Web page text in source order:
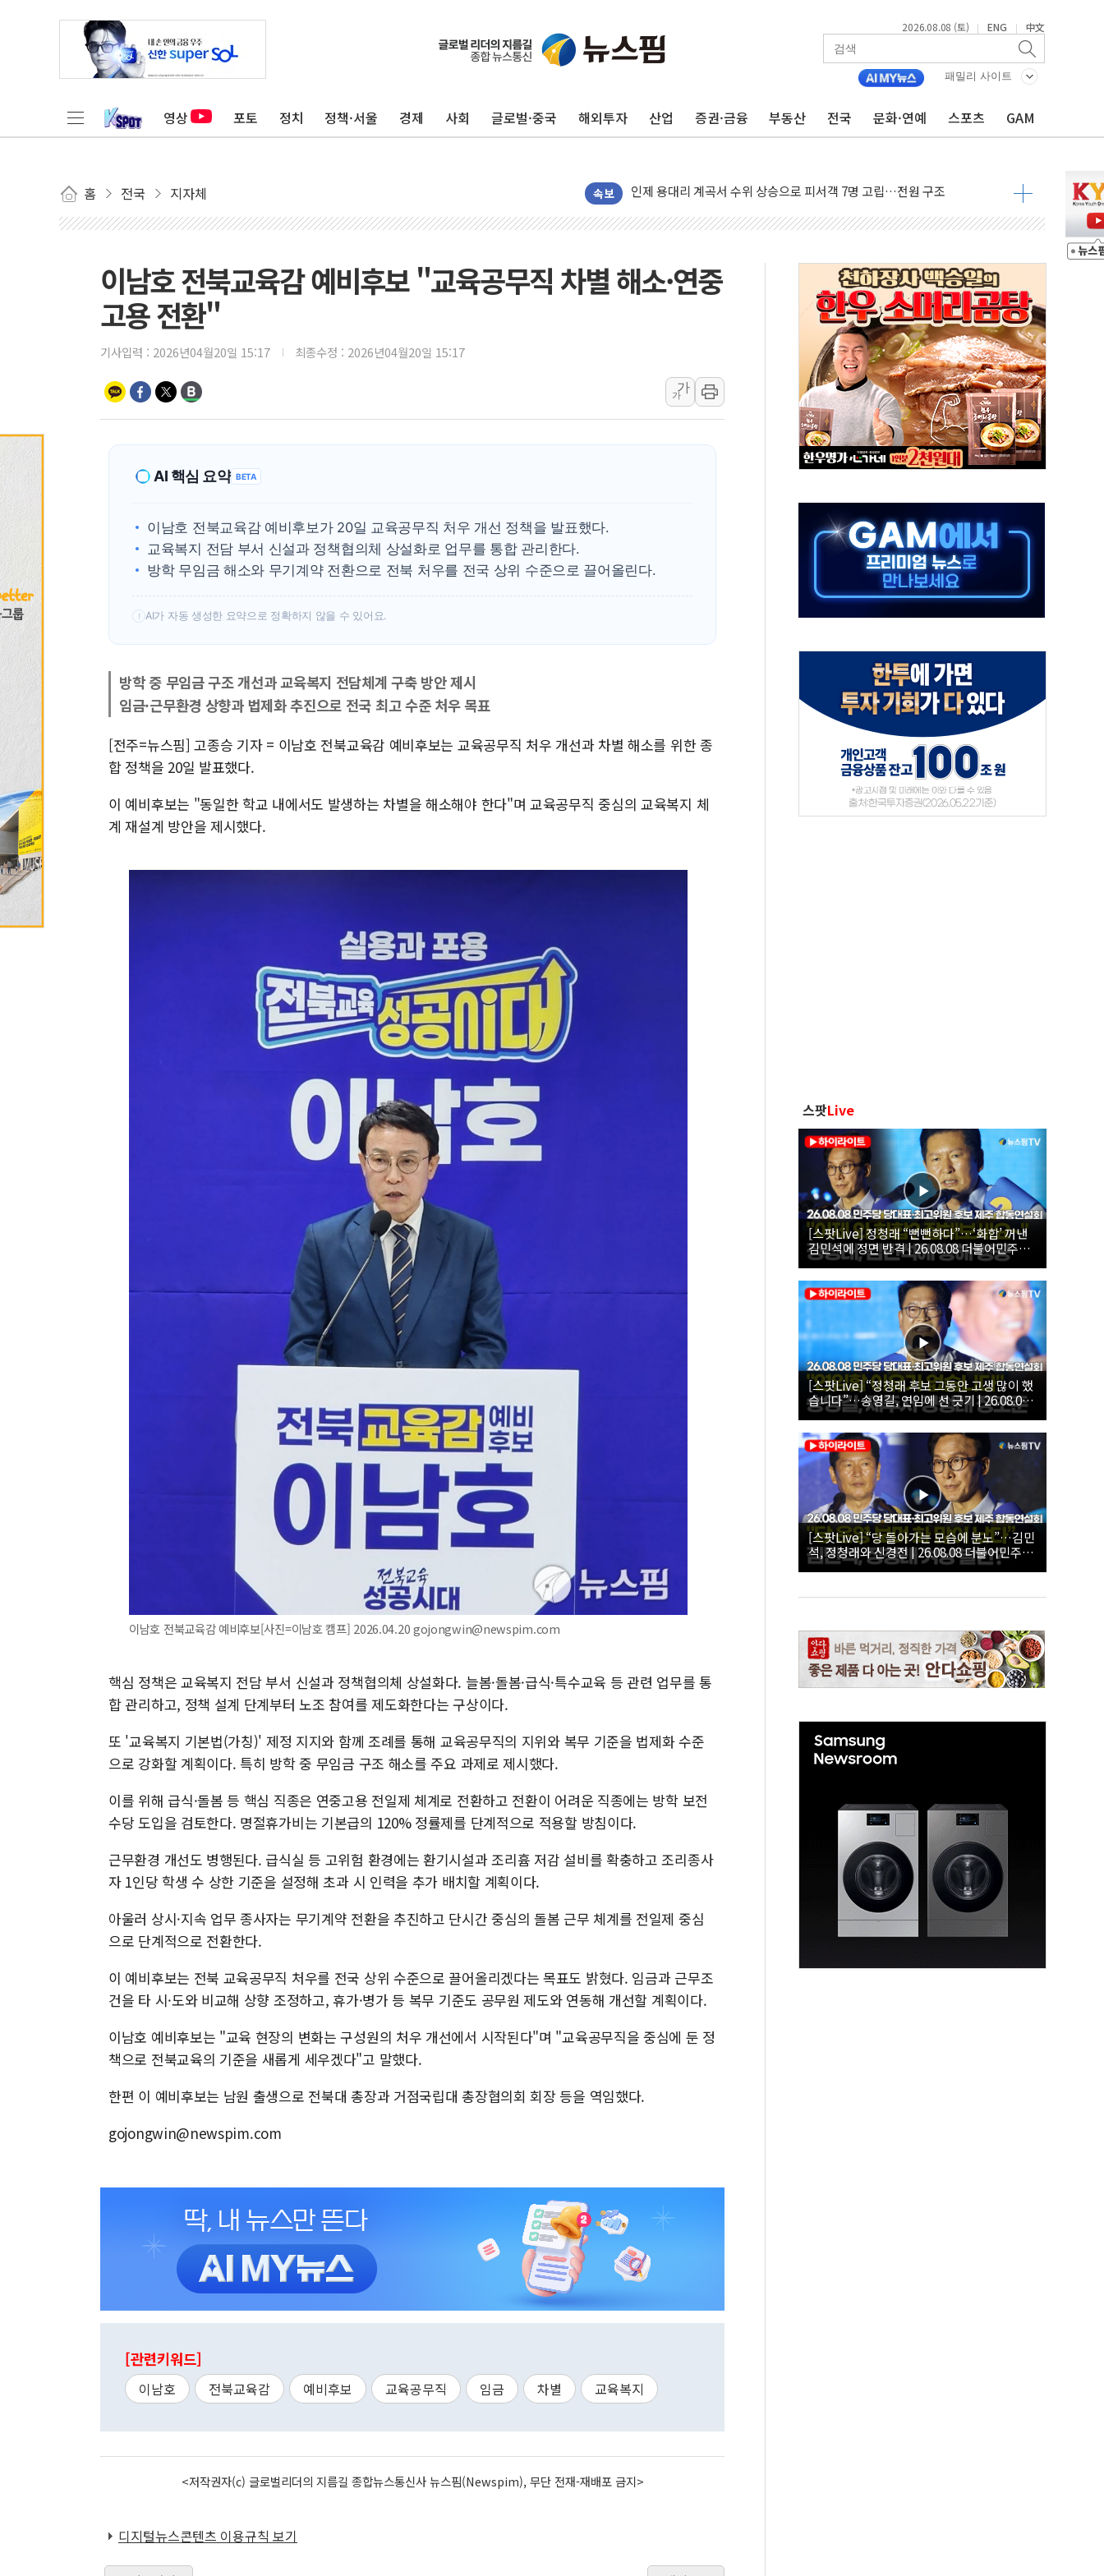
2026.08.08 (토) | ENG | 中文
패밀리 사이트
영상 포토 정치 정책·서울 경제 사회 글로벌·중국 해외투자 산업 증권·금융 부동산 전국 문화·연예 스포츠 GAM
홈 전국 지자체 속보
'화합' 꺼낸 김민석에 '뻔뻔' 받아친 정청래…제주 연설서 신경전 고조
李대통령, ISA 개편 재검토 지시…與 "적극 환영"·野 "졸속 국정"
연일 폭염에 온열질환 사망 23명…정부, 비상대응기구 가동
中 전방위 아파트 부양, 수도 베이징도 부동산 규제 철폐
동해시, 11~14일 '별똥별 멍' 운영…페르세우스 유성우 관측
강원 중·남부 동해안 시간당 50mm 이상 폭우…호우경보 발효
폭염에 車 운전면허 기능시험 오전 집중 편성…체감온도 38도 넘으면 중단
李대통령, 'ISA·주가누르기 방지법' 전면 재검토 지시
'호우 특보' 경북 울진 시간당 20~30mm 강한 비...가뭄 해소될 듯
주말 무더위·열대야 지속…내륙 곳곳 소나기
오세훈 "용산공원 주택 검토, 민주당 스스로 원칙 뒤집는 것"
충북 주말 무더위 지속…청주·진천 35도, 곳곳 소나기
10월 보완수사권 폐지·공소청 출범…피해자들 '범죄 사각지대' 우려
한상협, 업계 개인정보 보안 새판 짠다…'자율규제단체' 타진
민주당, 오늘 제주·인천 경선 발표...김민석 '재역전' vs 정청래 '격차 확대'
트럼프, 쿡 연준 이사 해임 재추진…"26일까지 의혹 소명" 요구
이남호 전북교육감 예비후보 "교육공무직 차별 해소·연중
고용 전환"
기사입력 : 2026년04월20일 15:17 최종수정 : 2026년04월20일 15:17
가
가
AI 핵심 요약 BETA
이남호 전북교육감 예비후보가 20일 교육공무직 처우 개선 정책을 발표했다.
교육복지 전담 부서 신설과 정책협의체 상설화로 업무를 통합 관리한다.
방학 무임금 해소와 무기계약 전환으로 전북 처우를 전국 상위 수준으로 끌어올린다.
! AI가 자동 생성한 요약으로 정확하지 않을 수 있어요.
방학 중 무임금 구조 개선과 교육복지 전담체계 구축 방안 제시
임금·근무환경 상향과 법제화 추진으로 전국 최고 수준 처우 목표
[전주=뉴스핌] 고종승 기자 = 이남호 전북교육감 예비후보는 교육공무직 처우 개선과 차별 해소를 위한 종
합 정책을 20일 발표했다.
이 예비후보는 "동일한 학교 내에서도 발생하는 차별을 해소해야 한다"며 교육공무직 중심의 교육복지 체
계 재설계 방안을 제시했다.
이남호 전북교육감 예비후보[사진=이남호 캠프] 2026.04.20 gojongwin@newspim.com
핵심 정책은 교육복지 전담 부서 신설과 정책협의체 상설화다. 늘봄·돌봄·급식·특수교육 등 관련 업무를 통
합 관리하고, 정책 설계 단계부터 노조 참여를 제도화한다는 구상이다.
또 '교육복지 기본법(가칭)' 제정 지지와 함께 조례를 통해 교육공무직의 지위와 복무 기준을 법제화 수준
으로 강화할 계획이다. 특히 방학 중 무임금 구조 해소를 주요 과제로 제시했다.
이를 위해 급식·돌봄 등 핵심 직종은 연중고용 전일제 체계로 전환하고 전환이 어려운 직종에는 방학 보전
수당 도입을 검토한다. 명절휴가비는 기본급의 120% 정률제를 단계적으로 적용할 방침이다.
근무환경 개선도 병행된다. 급식실 등 고위험 환경에는 환기시설과 조리흄 저감 설비를 확충하고 조리종사
자 1인당 학생 수 상한 기준을 설정해 초과 시 인력을 추가 배치할 계획이다.
아울러 상시·지속 업무 종사자는 무기계약 전환을 추진하고 단시간 중심의 돌봄 근무 체계를 전일제 중심
으로 단계적으로 전환한다.
이 예비후보는 전북 교육공무직 처우를 전국 상위 수준으로 끌어올리겠다는 목표도 밝혔다. 임금과 근무조
건을 타 시·도와 비교해 상향 조정하고, 휴가·병가 등 복무 기준도 공무원 제도와 연동해 개선할 계획이다.
이남호 예비후보는 "교육 현장의 변화는 구성원의 처우 개선에서 시작된다"며 "교육공무직을 중심에 둔 정
책으로 전북교육의 기준을 새롭게 세우겠다"고 말했다.
한편 이 예비후보는 남원 출생으로 전북대 총장과 거점국립대 총장협의회 회장 등을 역임했다.
gojongwin@newspim.com
[관련키워드]
이남호 전북교육감 예비후보 교육공무직 임금 차별 교육복지
<저작권자(c) 글로벌리더의 지름길 종합뉴스통신사 뉴스핌(Newspim), 무단 전재-재배포 금지>
디지털뉴스콘텐츠 이용규칙 보기
스팟Live
[스팟Live] 정청래 “뻔뻔하다”…‘화합’ 꺼낸
김민석에 정면 반격 | 26.08.08 더불어민주당
당대표·최고위원 후보 제주 합동연설회
[스팟Live] “정청래 후보 그동안 고생 많이 했
습니다”…송영길, 연임에 선 긋기 | 26.08.08
더불어민주당 당대표·최고위원 후보 제주 합
동연설회
[스팟Live] “당 돌아가는 모습에 분노”…김민
석, 정청래와 신경전 | 26.08.08 더불어민주당
당대표·최고위원 후보 제주 합동연설회